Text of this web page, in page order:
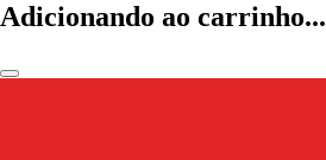
Adicionando ao carrinho...